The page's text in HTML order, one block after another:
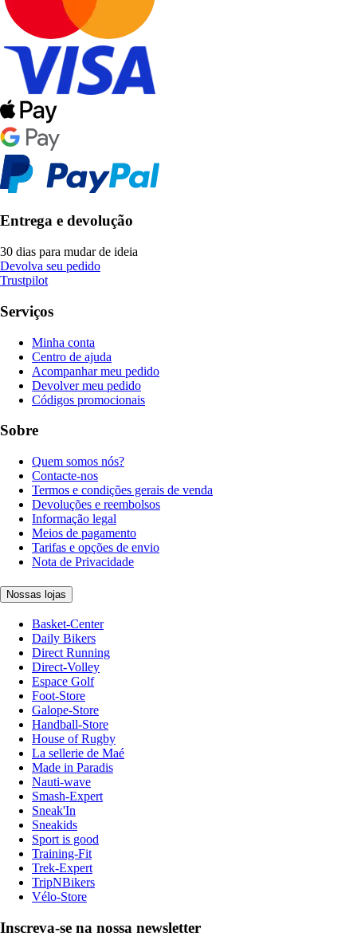
Entrega e devolução
30 dias para mudar de ideia
Devolva seu pedido
Trustpilot
Serviços
Minha conta
Centro de ajuda
Acompanhar meu pedido
Devolver meu pedido
Códigos promocionais
Sobre
Quem somos nós?
Contacte-nos
Termos e condições gerais de venda
Devoluções e reembolsos
Informação legal
Meios de pagamento
Tarifas e opções de envio
Nota de Privacidade
Nossas lojas
Basket-Center
Daily Bikers
Direct Running
Direct-Volley
Espace Golf
Foot-Store
Galope-Store
Handball-Store
House of Rugby
La sellerie de Maé
Made in Paradis
Nauti-wave
Smash-Expert
Sneak'In
Sneakids
Sport is good
Training-Fit
Trek-Expert
TripNBikers
Vélo-Store
Inscreva-se na nossa newsletter